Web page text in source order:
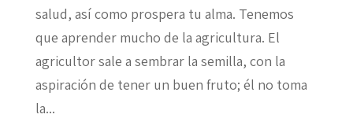
salud, así como prospera tu alma. Tenemos
que aprender mucho de la agricultura. El
agricultor sale a sembrar la semilla, con la
aspiración de tener un buen fruto; él no toma
la...